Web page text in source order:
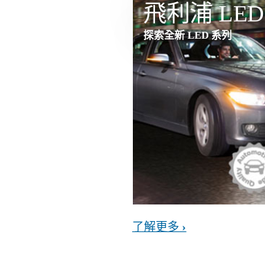
飛利浦 LED
探索全新 LED 系列
了解更多